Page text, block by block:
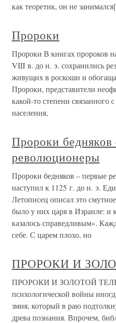
как теоретик, он не
Пророки
Пророки В книгах пророков
VIII в. до н. э. сохранились
живущих в роскоши и
Пророки, представители
какой-то степени связанного
населения,
Пророки бедняков
революционеры
Пророки бедняков – первые
наступил к 1125 г. до н. э.
Летописец описал это
было у них царя в Израиле: и
казалось справедливым».
себе. С царем плохо, но
ПРОРОКИ И
ПРОРОКИ И ЗОЛОТОЙ
психологической войны
змия, который в раю
древа познания. Впрочем,